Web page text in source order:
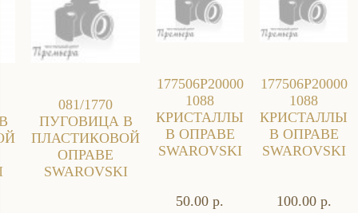
081/1770
ПУГОВИЦА В
ПЛАСТИКОВОЙ
ОПРАВЕ
SWAROVSKI
177506P20000
1088
КРИСТАЛЛЫ
В ОПРАВЕ
SWAROVSKI
50.00 р.
177506P20000
1088
КРИСТАЛЛЫ
В ОПРАВЕ
SWAROVSKI
100.00 р.